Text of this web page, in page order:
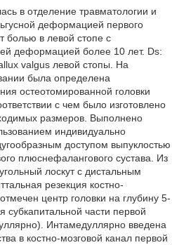
в отделение травматологии и
деформацией первого
болью в левой стопе с
деформацией более 10 лет. Ds:
valgus левой стопы. На
была определена
остеотомированной головки
с чем было изготовлено
размеров. Выполнено
индивидуально
доступом выпуклостью
плюснефалангового сустава. Из
лоскут с дистальным
резекция костно-
центр головки на глубину 5-
части первой
Интамедуллярно введена
в костно-мозговой канал первой